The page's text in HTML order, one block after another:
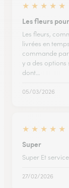
★ ★ ★ ★ ★
Les fleurs
Les fleurs,
livrées en
commande
y a des
dont…
05/03/2026
★ ★ ★ ★ ★
Super
Super Et
27/02/2026